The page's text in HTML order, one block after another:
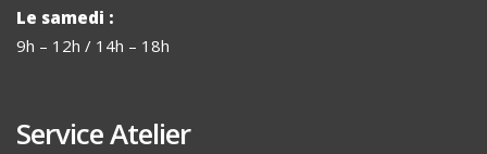
Le samedi :
9h – 12h / 14h – 18h
Service Atelier